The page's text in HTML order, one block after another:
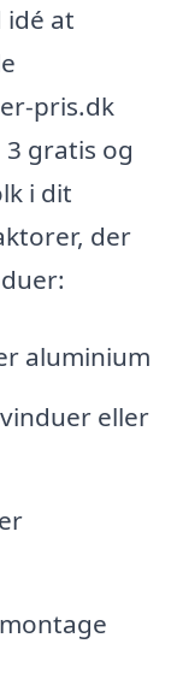
idé at
pris.dk
gratis og
i dit
der
aluminium
eller